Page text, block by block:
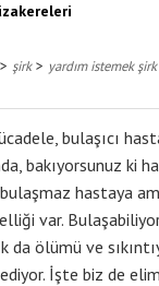
şirk> yardım istemek
bulaşıcı
bakıyorsunuz ki
hastaya
var.
da ölümü ve
İşte biz de